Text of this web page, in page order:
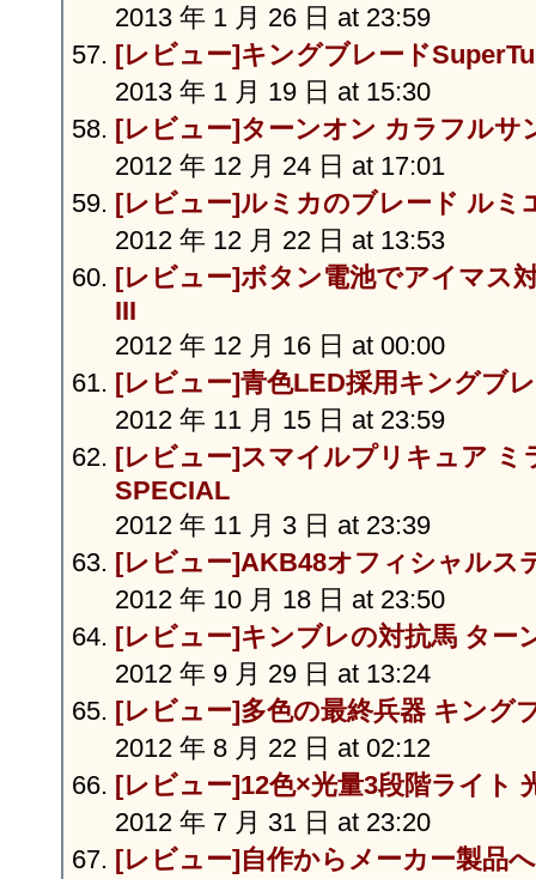
2013 年 1 月 26 日 at 23:59
[レビュー]キングブレード
2013 年 1 月 19 日 at 15:30
[レビュー]ターンオン カラフルサ
2012 年 12 月 24 日 at 17:01
[レビュー]ルミカのブレード ルミ
2012 年 12 月 22 日 at 13:53
[レビュー]ボタン電池でアイマス
III
2012 年 12 月 16 日 at 00:00
[レビュー]青色LED採用キングブ
2012 年 11 月 15 日 at 23:59
[レビュー]スマイルプリキュア ミ
SPECIAL
2012 年 11 月 3 日 at 23:39
[レビュー]AKB48オフィシャルス
2012 年 10 月 18 日 at 23:50
[レビュー]キンブレの対抗馬 ター
2012 年 9 月 29 日 at 13:24
[レビュー]多色の最終兵器 キング
2012 年 8 月 22 日 at 02:12
[レビュー]12色×光量3段階ライト
2012 年 7 月 31 日 at 23:20
[レビュー]自作からメーカー製品